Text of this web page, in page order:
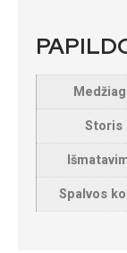
Storis
Spalvos